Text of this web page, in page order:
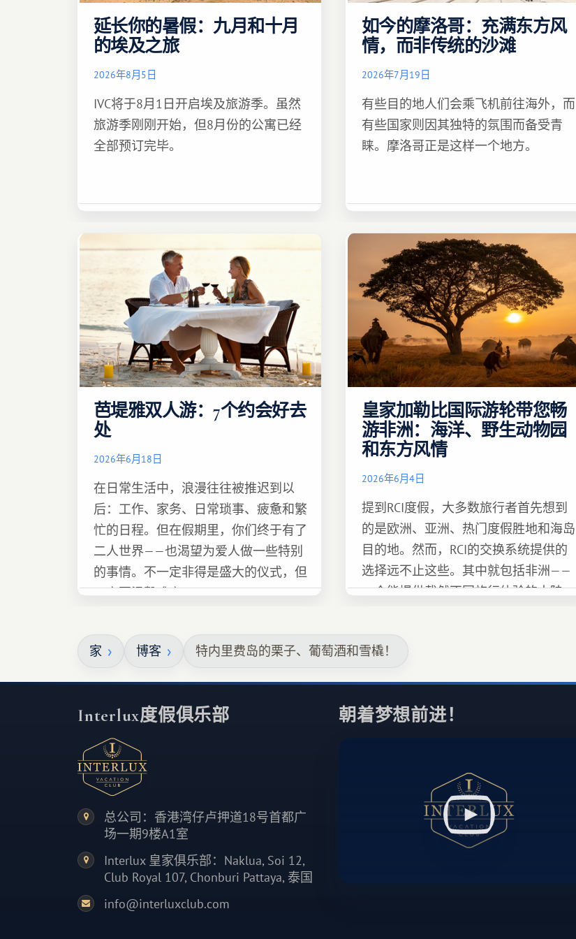
延长你的暑假：九月和十月
的埃及之旅
2026年8月5日
IVC将于8月1日开启埃及旅游季。虽然
旅游季刚刚开始，但8月份的公寓已经
全部预订完毕。
如今的摩洛哥：充满东方风
情，而非传统的沙滩
2026年7月19日
有些目的地人们会乘飞机前往海外，而
有些国家则因其独特的氛围而备受青
睐。摩洛哥正是这样一个地方。
芭堤雅双人游：7个约会好去
处
2026年6月18日
在日常生活中，浪漫往往被推迟到以
后：工作、家务、日常琐事、疲惫和繁
忙的日程。但在假期里，你们终于有了
二人世界——也渴望为爱人做一些特别
的事情。不一定非得是盛大的仪式，但
一定要温馨难忘 :)
皇家加勒比国际游轮带您畅
游非洲：海洋、野生动物园
和东方风情
2026年6月4日
提到RCI度假，大多数旅行者首先想到
的是欧洲、亚洲、热门度假胜地和海岛
目的地。然而，RCI的交换系统提供的
选择远不止这些。其中就包括非洲——
一个能提供截然不同旅行体验的大陆。
家 博客 特内里费岛的栗子、葡萄酒和雪橇！
Interlux度假俱乐部
总公司：香港湾仔卢押道18号首都广
场一期9楼A1室
Interlux 皇家俱乐部：Naklua, Soi 12,
Club Royal 107, Chonburi Pattaya, 泰国
info@interluxclub.com
朝着梦想前进！